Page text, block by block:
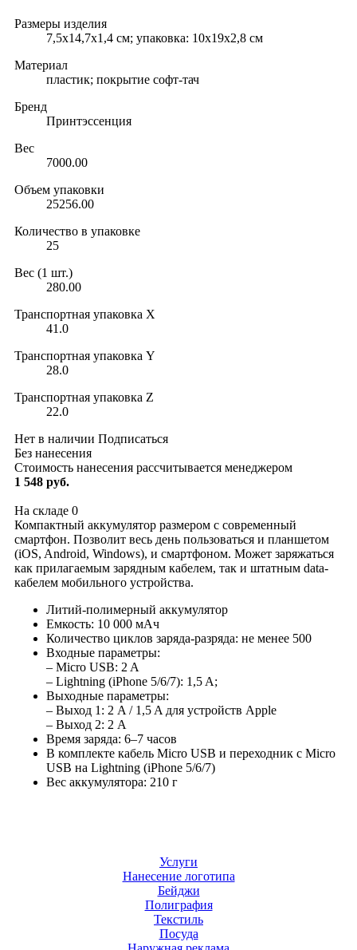
Размеры изделия
7,5х14,7х1,4 см; упаковка: 10х19х2,8 см
Материал
пластик; покрытие софт-тач
Бренд
Принтэссенция
Вес
7000.00
Объем упаковки
25256.00
Количество в упаковке
25
Вес (1 шт.)
280.00
Транспортная упаковка X
41.0
Транспортная упаковка Y
28.0
Транспортная упаковка Z
22.0
Нет в наличии Подписаться
Без нанесения
Стоимость нанесения рассчитывается менеджером
1 548 руб.
На складе 0
Компактный аккумулятор размером с современный
смартфон. Позволит весь день пользоваться и планшетом
(iOS, Android, Windows), и смартфоном. Может заряжаться
как прилагаемым зарядным кабелем, так и штатным data-
кабелем мобильного устройства.
Литий-полимерный аккумулятор
Емкость: 10 000 мАч
Количество циклов заряда-разряда: не менее 500
Входные параметры:
– Micro USB: 2 A
– Lightning (iPhone 5/6/7): 1,5 A;
Выходные параметры:
– Выход 1: 2 A / 1,5 A для устройств Apple
– Выход 2: 2 A
Время заряда: 6–7 часов
В комплекте кабель Micro USB и переходник с Micro
USB на Lightning (iPhone 5/6/7)
Вес аккумулятора: 210 г
Услуги
Нанесение логотипа
Бейджи
Полиграфия
Текстиль
Посуда